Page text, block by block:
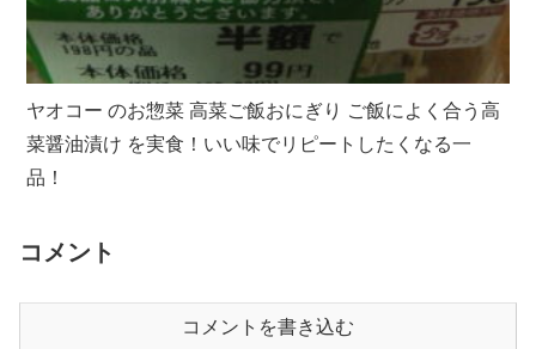
ヤオコー のお惣菜 高菜ご飯おにぎり ご飯によく合う高
菜醤油漬け を実食！いい味でリピートしたくなる一
品！
コメント
コメントを書き込む